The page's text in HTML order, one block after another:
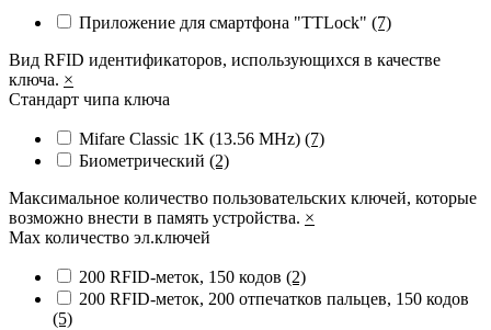
Приложение для смартфона "TTLock" (7)
Вид RFID идентификаторов, использующихся в качестве
ключа. ×
Стандарт чипа ключа
Mifare Classic 1K (13.56 MHz) (7)
Биометрический (2)
Максимальное количество пользовательских ключей, которые
возможно внести в память устройства. ×
Max количество эл.ключей
200 RFID-меток, 150 кодов (2)
200 RFID-меток, 200 отпечатков пальцев, 150 кодов
(5)